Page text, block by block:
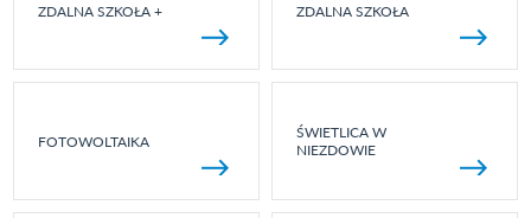
ZDALNA SZKOŁA + ZDALNA SZKOŁA
FOTOWOLTAIKA
ŚWIETLICA W
NIEZDOWIE